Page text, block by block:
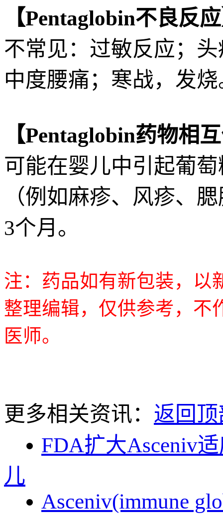
【Pentaglobin不良反
不常见：过敏反应；
中度腰痛；寒战，发烧
【Pentaglobin药物相
可能在婴儿中引起葡
（例如麻疹、风疹、
3个月。
注：药品如有新包装，以
整理编辑，仅供参考，不
医师。​​​​
更多相关资讯： 返回顶
FDA扩大Asceniv
儿
Asceniv(immune